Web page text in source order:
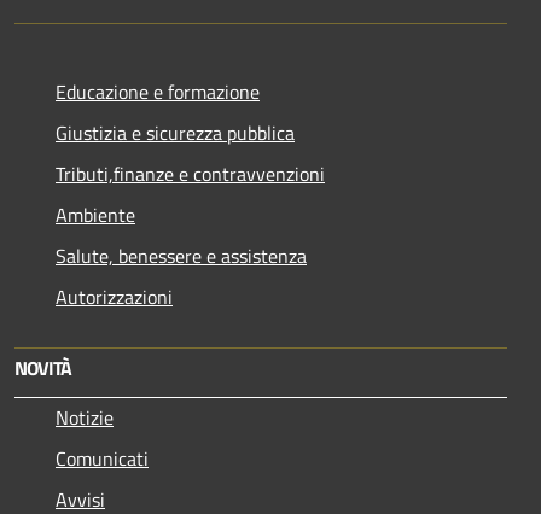
Educazione e formazione
Giustizia e sicurezza pubblica
Tributi,finanze e contravvenzioni
Ambiente
Salute, benessere e assistenza
Autorizzazioni
NOVITÀ
Notizie
Comunicati
Avvisi